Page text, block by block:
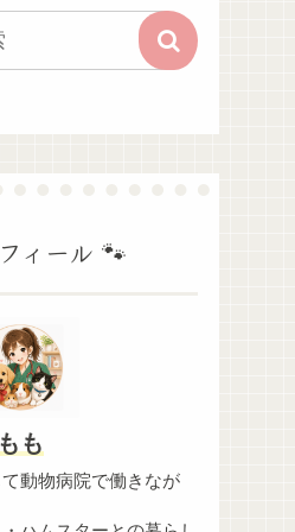
ィール 🐾
もも
動物病院で働きなが